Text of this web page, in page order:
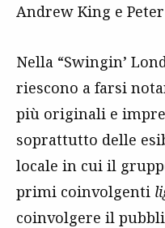
Andrew King e Peter
Nella “Swingin’
riescono a farsi
più originali e
soprattutto delle
locale in cui il
primi coinvolgenti
coinvolgere il